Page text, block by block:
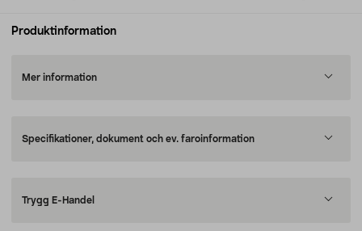
Produktinformation
Mer information
Specifikationer, dokument och ev. faroinformation
Trygg E-Handel